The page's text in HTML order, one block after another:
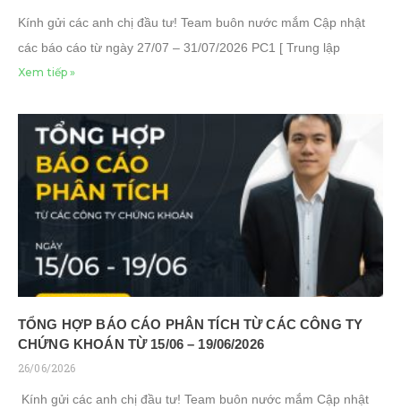
Kính gửi các anh chị đầu tư! Team buôn nước mắm Cập nhật
các báo cáo từ ngày 27/07 – 31/07/2026 PC1 [ Trung lập
Xem tiếp »
TỔNG HỢP BÁO CÁO PHÂN TÍCH TỪ CÁC CÔNG TY
CHỨNG KHOÁN TỪ 15/06 – 19/06/2026
26/06/2026
Kính gửi các anh chị đầu tư! Team buôn nước mắm Cập nhật